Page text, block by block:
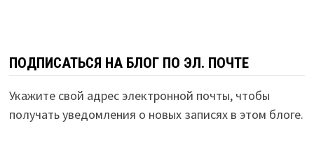
ПОДПИСАТЬСЯ НА БЛОГ ПО ЭЛ. ПОЧТЕ
Укажите свой адрес электронной почты, чтобы
получать уведомления о новых записях в этом блоге.